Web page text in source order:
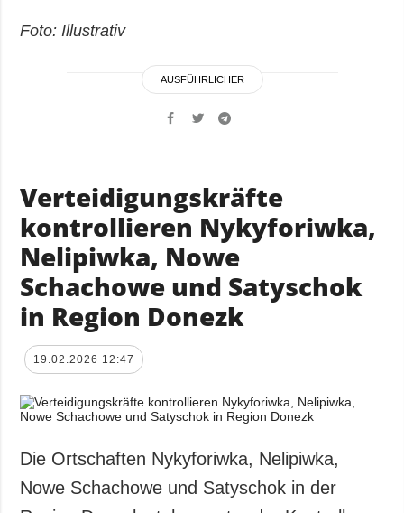
Foto: Illustrativ
AUSFÜHRLICHER
Verteidigungskräfte
kontrollieren Nykyforiwka,
Nelipiwka, Nowe
Schachowe und Satyschok
in Region Donezk
19.02.2026 12:47
Die Ortschaften Nykyforiwka, Nelipiwka,
Nowe Schachowe und Satyschok in der